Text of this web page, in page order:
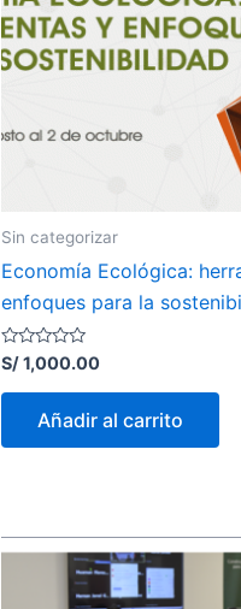
Sin categorizar
Economía Ecológica:
enfoques para la
Valorado
con
0
S/1,000.00
Añadir al carrito